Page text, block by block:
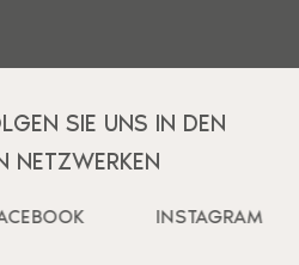
SIE UNS IN DEN
NETZWERKEN
INSTAGRAM